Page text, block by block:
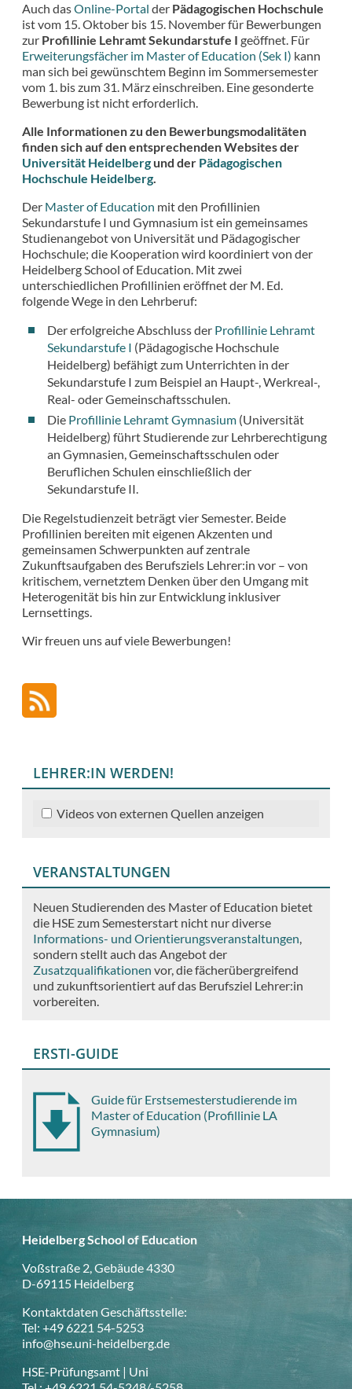
Auch dasOnline-Portal der Pädagogischen Hochschule
ist vom 15. Oktober bis 15. November für Bewerbungen
zur Profillinie Lehramt Sekundarstufe I geöffnet. Für
Erweiterungsfächer im Master of Education (Sek I) kann
man sich bei gewünschtem Beginn im Sommersemester
vom 1. bis zum 31. März einschreiben. Eine gesonderte
Bewerbung ist nicht erforderlich.
Alle Informationen zu den Bewerbungsmodalitäten
finden sich auf den entsprechenden Websites der
Universität Heidelberg und der Pädagogischen
Hochschule Heidelberg.
Der Master of Education mit den Profillinien
Sekundarstufe I und Gymnasium ist ein gemeinsames
Studienangebot von Universität und Pädagogischer
Hochschule; die Kooperation wird koordiniert von der
Heidelberg School of Education. Mit zwei
unterschiedlichen Profillinien eröffnet der M. Ed.
folgende Wege in den Lehrberuf:
Der erfolgreiche Abschluss der Profillinie Lehramt
Sekundarstufe I (Pädagogische Hochschule
Heidelberg) befähigt zum Unterrichten in der
Sekundarstufe I zum Beispiel an Haupt-, Werkreal-,
Real- oder Gemeinschaftsschulen.
Die Profillinie Lehramt Gymnasium(Universität
Heidelberg) führt Studierende zur Lehrberechtigung
an Gymnasien, Gemeinschaftsschulen oder
Beruflichen Schulen einschließlich der
Sekundarstufe II.
Die Regelstudienzeit beträgt vier Semester. Beide
Profillinien bereiten mit eigenen Akzenten und
gemeinsamen Schwerpunkten auf zentrale
Zukunftsaufgaben des Berufsziels Lehrer:in vor – von
kritischem, vernetztem Denken über den Umgang mit
Heterogenität bis hin zur Entwicklung inklusiver
Lernsettings.
Wir freuen uns auf viele Bewerbungen!
LEHRER:IN WERDEN!
Videos von externen Quellen anzeigen
VERANSTALTUNGEN
Neuen Studierenden des Master of Education bietet
die HSE zum Semesterstart nicht nur diverse
Informations- und Orientierungsveranstaltungen,
sondern stellt auch das Angebot der
Zusatzqualifikationen vor, die fächerübergreifend
und zukunftsorientiert auf das Berufsziel Lehrer:in
vorbereiten.
ERSTI-GUIDE
Guide für Erstsemesterstudierende im
Master of Education (Profillinie LA
Gymnasium)
Heidelberg School of Education
Voßstraße 2, Gebäude 4330
D-69115 Heidelberg
Kontaktdaten Geschäftsstelle:
Tel: +49 6221 54-5253
info@hse.uni-heidelberg.de
HSE-Prüfungsamt | Uni